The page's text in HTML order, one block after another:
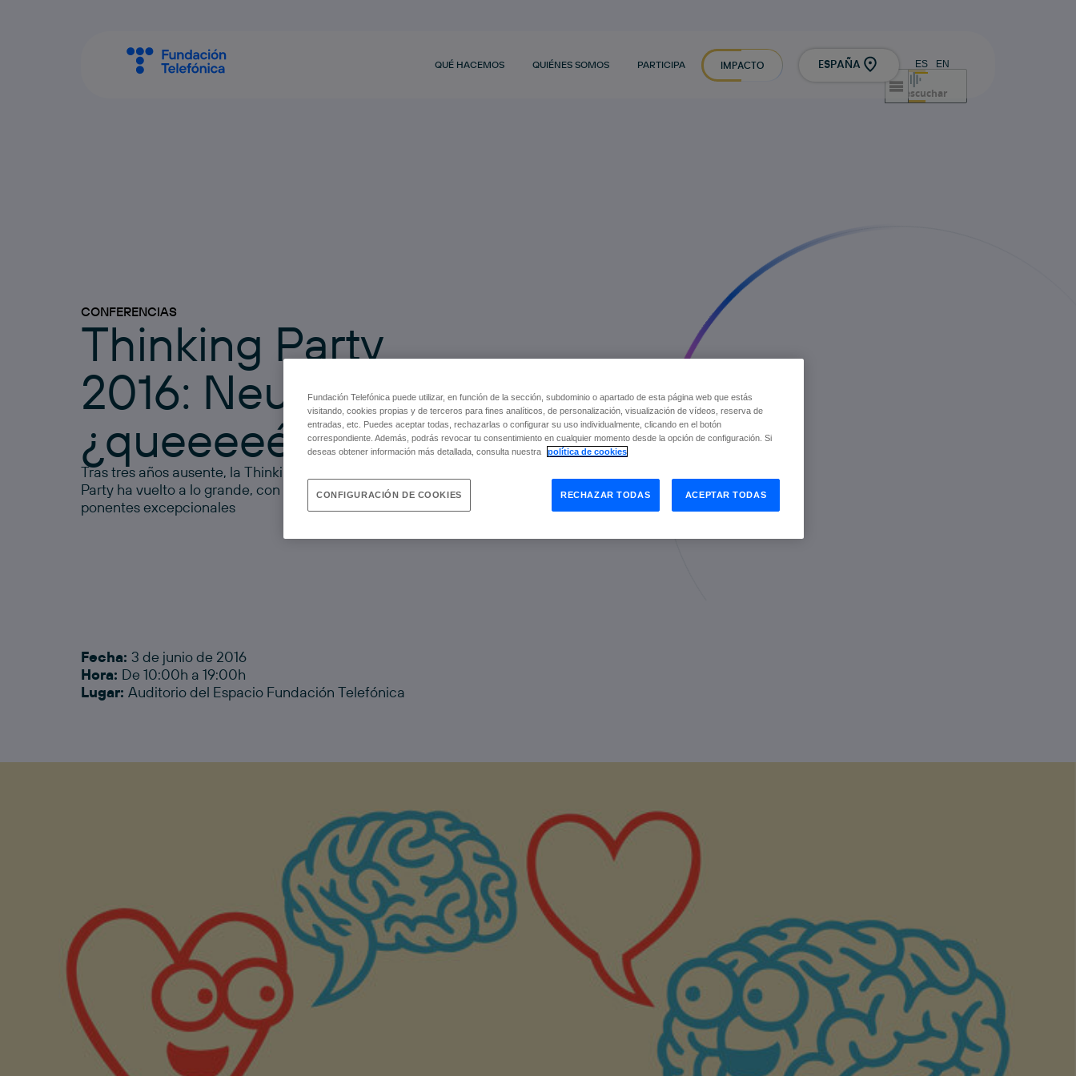
QUÉ HACEMOS QUIÉNES SOMOS PARTICIPA IMPACTO ESPAÑA ES EN
escuchar
CONFERENCIAS
Thinking Party
2016: Neuro…
¿queeeeé?
Tras tres años ausente, la Thinking
Party ha vuelto a lo grande, con 10
ponentes excepcionales
Fecha: 3 de junio de 2016
Hora: De 10:00h a 19:00h
Lugar: Auditorio del Espacio Fundación Telefónica
Fundación Telefónica puede utilizar, en función de la sección, subdominio o apartado de esta página web que estás
visitando, cookies propias y de terceros para fines analíticos, de personalización, visualización de vídeos, reserva de
entradas, etc. Puedes aceptar todas, rechazarlas o configurar su uso individualmente, clicando en el botón
correspondiente. Además, podrás revocar tu consentimiento en cualquier momento desde la opción de configuración. Si
deseas obtener información más detallada, consulta nuestra
política de cookies
RECHAZAR TODAS ACEPTAR TODAS
CONFIGURACIÓN DE COOKIES